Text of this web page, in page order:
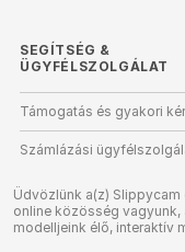
SEGÍTSÉG &
ÜGYFÉLSZOLGÁLAT
Támogatás és gyakori
Számlázási
Üdvözlünk a(z)
online közösség
modelljeink élő, interaktív